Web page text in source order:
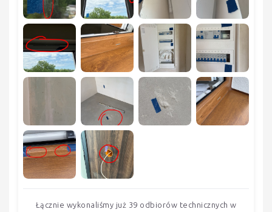
Łącznie wykonaliśmy już 39 odbiorów technicznych w